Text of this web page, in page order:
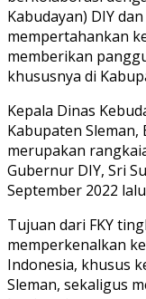
Kabudayan) DIY
mempertahankan
memberikan
khususnya di
Kepala Dinas
Kabupaten Sleman,
merupakan
Gubernur DIY, Sri
September 2022
Tujuan dari FKY
memperkenalkan
Indonesia, khusus
Sleman, sekaligus